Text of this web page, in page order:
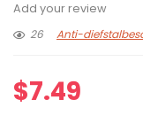
Add your review
26
Anti-
$7.49